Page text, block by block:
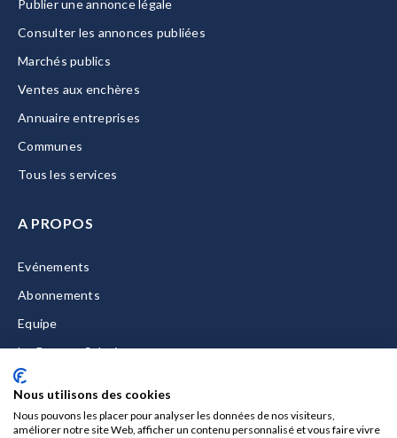
Publier une annonce légale
Consulter les annonces publiées
Marchés publics
Ventes aux enchères
Annuaire entreprises
Communes
Tous les services
A PROPOS
Evénements
Abonnements
Equipe
La Gazette Solutions
Nous contacter
Nous utilisons des cookies
Nous pouvons les placer pour analyser les données de nos visiteurs,
améliorer notre site Web, afficher un contenu personnalisé et vous faire vivre